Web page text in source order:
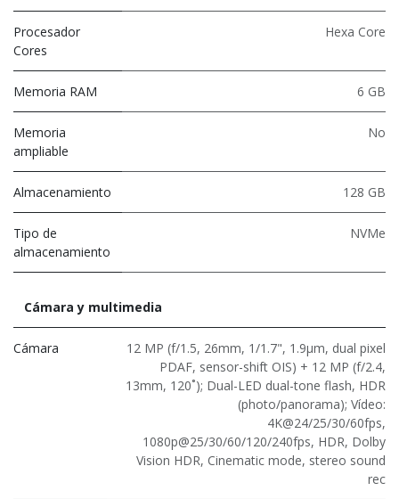
Procesador
Cores
Hexa Core
Memoria RAM 6 GB
Memoria
ampliable
No
Almacenamiento 128 GB
Tipo de
almacenamiento
NVMe
Cámara y multimedia
Cámara
12 MP (f/1.5, 26mm, 1/1.7", 1.9µm, dual pixel
PDAF, sensor-shift OIS) + 12 MP (f/2.4,
13mm, 120˚); Dual-LED dual-tone flash, HDR
(photo/panorama); Vídeo:
4K@24/25/30/60fps,
1080p@25/30/60/120/240fps, HDR, Dolby
Vision HDR, Cinematic mode, stereo sound
rec